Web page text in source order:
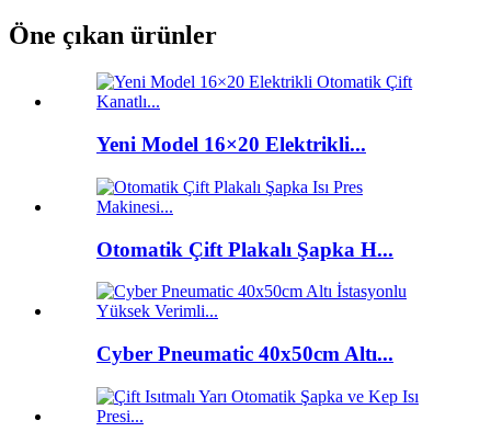
Öne çıkan ürünler
Yeni Model 16×20 Elektrikli...
Otomatik Çift Plakalı Şapka H...
Cyber ​​Pneumatic 40x50cm Altı...